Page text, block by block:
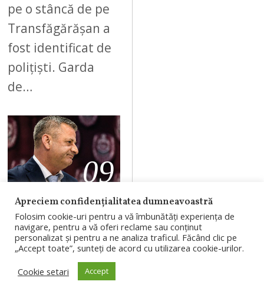
pe o stâncă de pe
Transfăgărășan a
fost identificat de
polițiști. Garda
de…
09
AUGUST 7, 2026
Schimbări
masive la CFR
Cluj după 0-5
Apreciem confidențialitatea dumneavoastră
Folosim cookie-uri pentru a vă îmbunătăți experiența de
navigare, pentru a vă oferi reclame sau conținut
personalizat și pentru a ne analiza traficul. Făcând clic pe
„Accept toate”, sunteți de acord cu utilizarea cookie-urilor.
Cookie setari
Accept